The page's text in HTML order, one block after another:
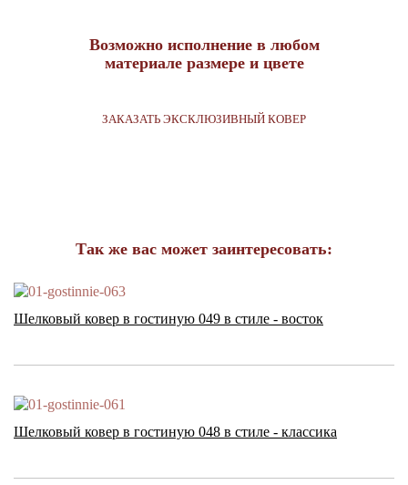
Возможно исполнение в любом
материале размере и цвете
ЗАКАЗАТЬ ЭКСКЛЮЗИВНЫЙ КОВЕР
Так же вас может заинтересовать:
Шелковый ковер в гостиную 049 в стиле - восток
Шелковый ковер в гостиную 048 в стиле - классика